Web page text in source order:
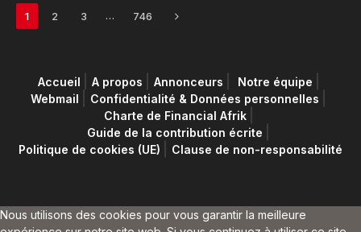
1 2 3 … 746 Next
Accueil A propos Annonceurs
Notre équipe
Webmail
Confidentialité & Données personnelles
Charte de Financial Afrik
Guide de la contribution écrite
Politique de cookies (UE)
Clause de non-responsabilité
Nous utilisons des cookies pour vous garantir la meilleure